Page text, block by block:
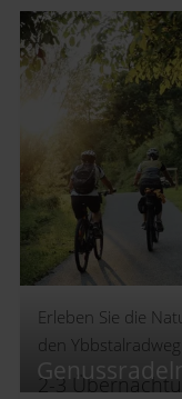
Erleben Sie die
den
2-3